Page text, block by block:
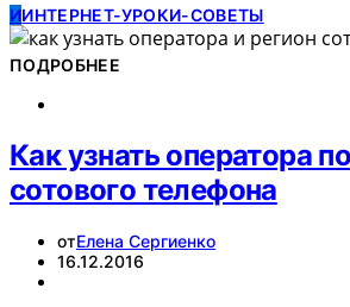
ИИНТЕРНЕТ-УРОКИ-СОВЕТЫ
ПОДРОБНЕЕ
Как узнать оператора
сотового телефона
отЕлена Сергиенко
16.12.2016